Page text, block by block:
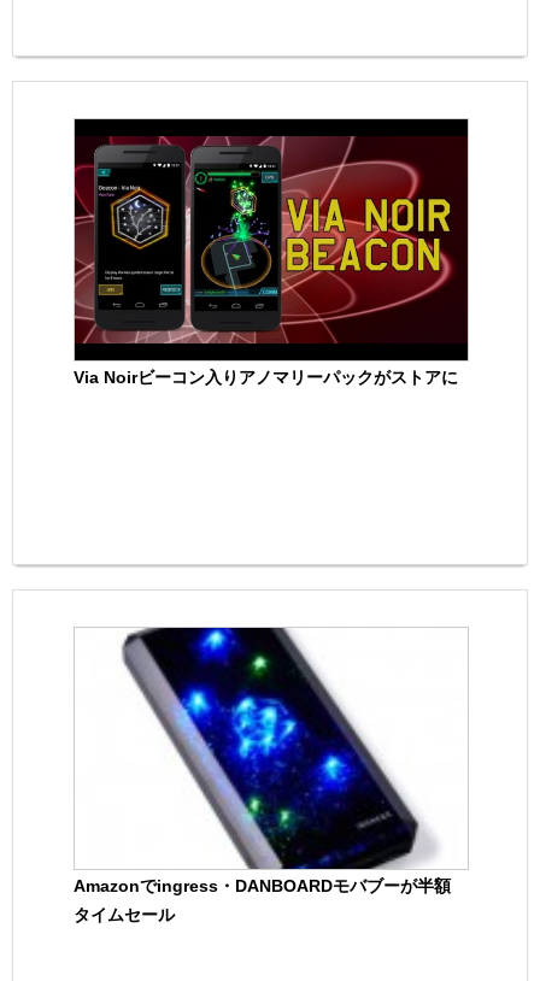
Via Noirビーコン入りアノマリーパックがストアに
Amazonでingress・DANBOARDモバブーが半額
タイムセール